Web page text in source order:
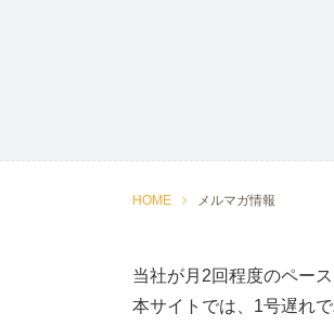
トKIDS
HOME メルマガ情報
当社が月2回程度のペー
本サイトでは、1号遅れ